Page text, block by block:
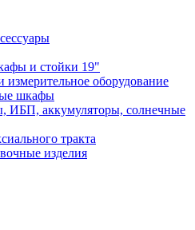
и стойки 19"
оборудование
шкафы
ИБП, аккумуляторы, солнечные
тракта
изделия